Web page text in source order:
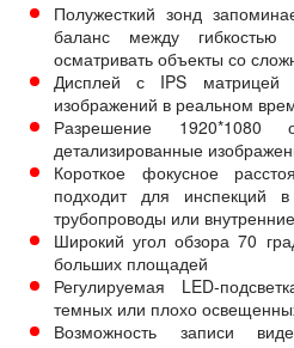
Полужесткий зонд
баланс между гибкостью
осматривать объекты со
Дисплей с IPS матрицей
изображений в реальном
Разрешение 1920*1080
детализированные
Короткое фокусное
подходит для инспекций
трубопроводы или
Широкий угол обзора 70
больших площадей
Регулируемая LED-
темных или плохо
Возможность записи